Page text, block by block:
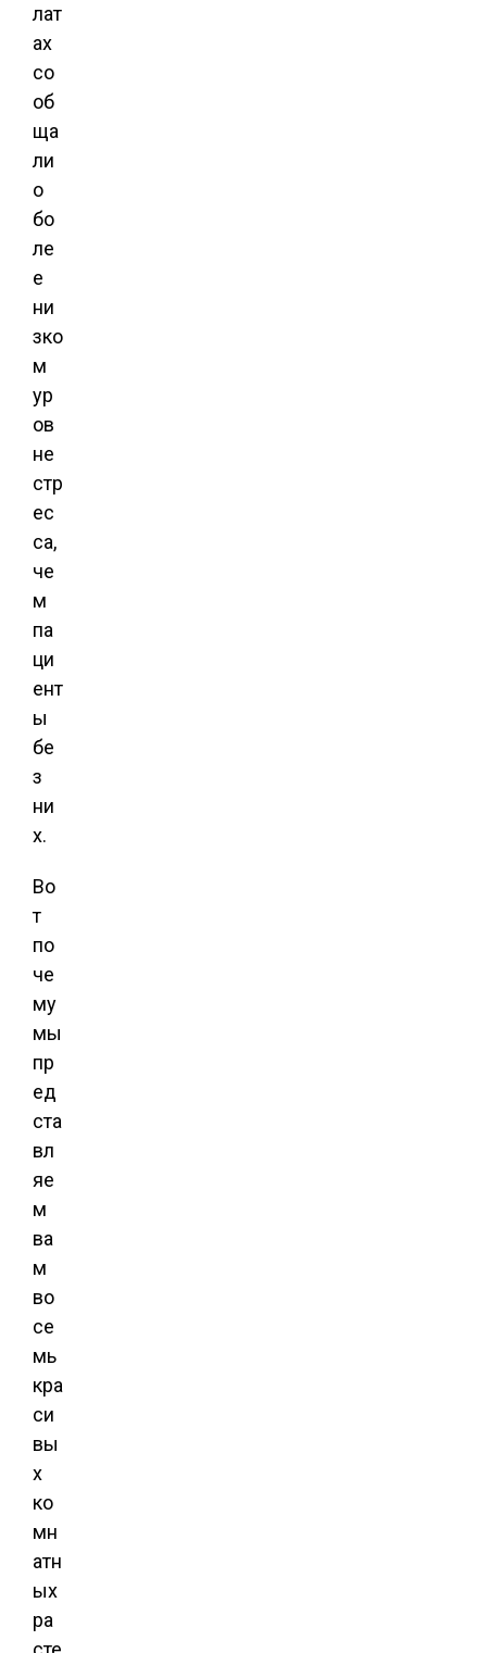
лат
ах
со
об
ща
ли
о
бо
ле
е
ни
зко
м
ур
ов
не
стр
ес
са,
че
м
па
ци
ент
ы
бе
з
ни
х.
Во
т
по
че
му
мы
пр
ед
ста
вл
яе
м
ва
м
во
се
мь
кра
си
вы
х
ко
мн
атн
ых
ра